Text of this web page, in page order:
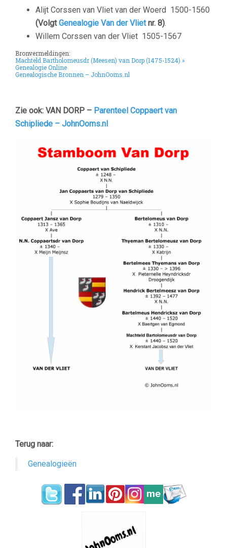
Alijt Corssen van Vliet van der Woerd 1500-1560
(VolgtGenealogie Van der Vlietnr. 8).
Willem Corssen van der Vliet 1505-1567
Bronvermeldingen:
Machteld Bartholomeusdr (Meesen) van Dorp (1475-1524) »
Genealogie Online
Genealogische Bronnen – JohnOoms.nl
Zie ook: VAN DORP – Parenteel Coppaert van
Schipliede – JohnOoms.nl
Terug naar:
Genealogieën